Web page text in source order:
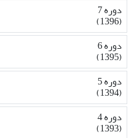
دوره 7
(1396)
دوره 6
(1395)
دوره 5
(1394)
دوره 4
(1393)